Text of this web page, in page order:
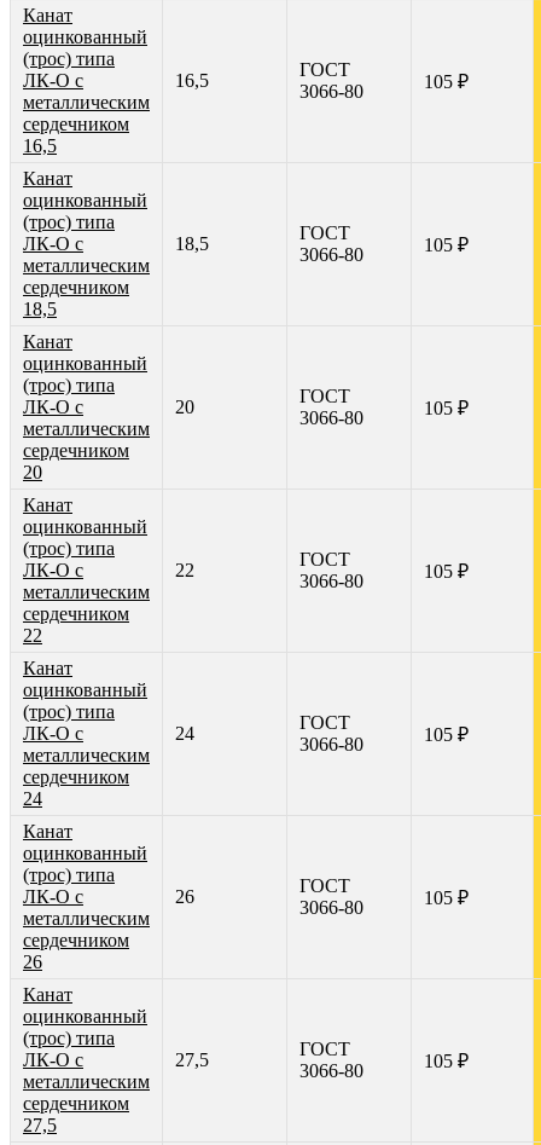
Канат
оцинкованный
(трос) типа
ЛК-О с
металлическим
сердечником
16,5
16,5
ГОСТ
3066-80
105 ₽
Канат
оцинкованный
(трос) типа
ЛК-О с
металлическим
сердечником
18,5
18,5
ГОСТ
3066-80
105 ₽
Канат
оцинкованный
(трос) типа
ЛК-О с
металлическим
сердечником
20
20
ГОСТ
3066-80
105 ₽
Канат
оцинкованный
(трос) типа
ЛК-О с
металлическим
сердечником
22
22
ГОСТ
3066-80
105 ₽
Канат
оцинкованный
(трос) типа
ЛК-О с
металлическим
сердечником
24
24
ГОСТ
3066-80
105 ₽
Канат
оцинкованный
(трос) типа
ЛК-О с
металлическим
сердечником
26
26
ГОСТ
3066-80
105 ₽
Канат
оцинкованный
(трос) типа
ЛК-О с
металлическим
сердечником
27,5
27,5
ГОСТ
3066-80
105 ₽